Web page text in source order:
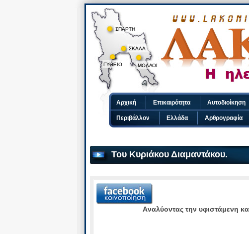
Του Κυριάκου Διαμαντάκου.
Aναλύοντας την υφιστάμενη
Αρχική Επικαιρότητα Αυτοδιοίκηση
Περιβάλλον Ελλάδα Αρθρογραφία